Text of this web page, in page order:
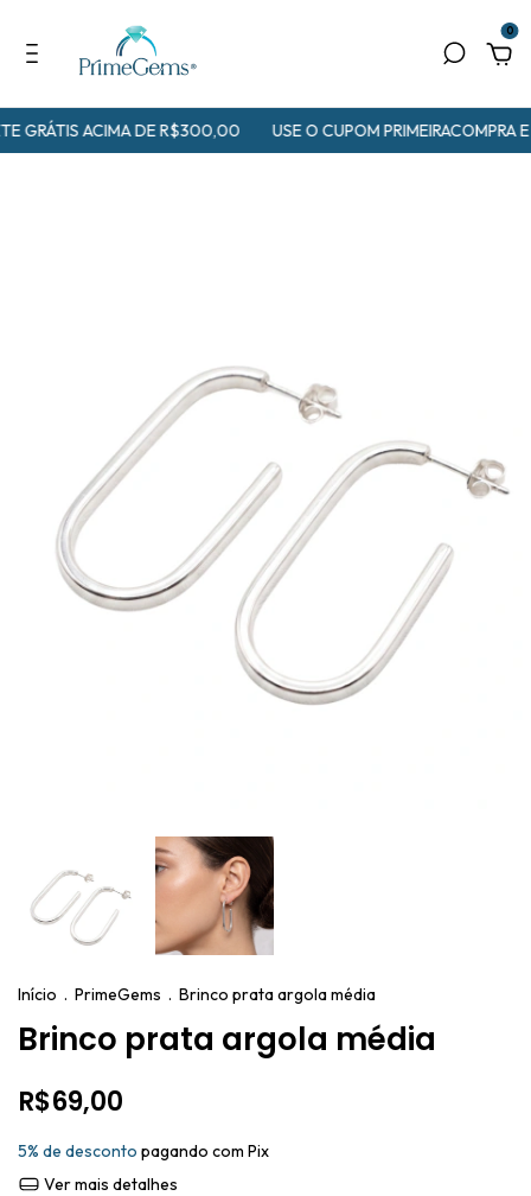
0
GRÁTIS ACIMA DE R$300,00 USE O CUPOM PRIMEIRACOMPRA
Início . PrimeGems . Brinco prata argola média
Brinco prata argola média
R$69,00
5% de desconto pagando com Pix
Ver mais detalhes